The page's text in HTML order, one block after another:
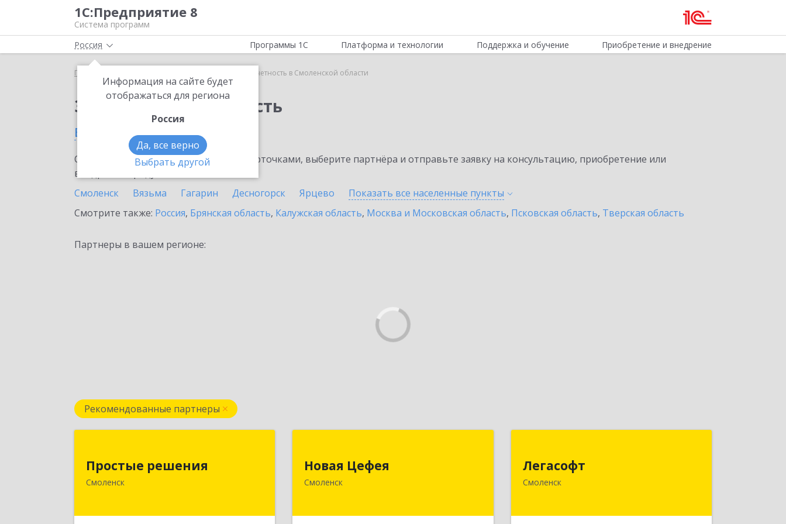
1С:Предприятие 8
Система программ
Россия
Информация на сайте будет
отображаться для региона
Россия
Да, все верно
Выбрать другой
Программы 1С Платформа и технологии Поддержка и обучение Приобретение и внедрение
Главная 1С-Отчетность в Смоленской области
Заказать 1С-Отчетность
в Смоленской области
Ознакомьтесь с информационными карточками, выберите партнёра и отправьте заявку на консультацию, приобретение или
внедрение продукта.
Смоленск
Вязьма Гагарин Десногорск Ярцево Показать все населенные пункты
Смотрите также: Россия, Брянская область, Калужская область, Москва и Московская область, Псковская область, Тверская область
Партнеры в вашем регионе:
Рекомендованные партнеры
Простые решения
Смоленск
214015, Смоленская обл, Смоленск г,
Большая Краснофлотская ул, дом №
Новая Цефея
Смоленск
214018, Смоленская обл, Смоленск г,
Подробнее
Легасофт
Смоленск
214018, Смоленская обл, Смоленск г,
Ново-Рославльская ул, дом № 13
Подробнее